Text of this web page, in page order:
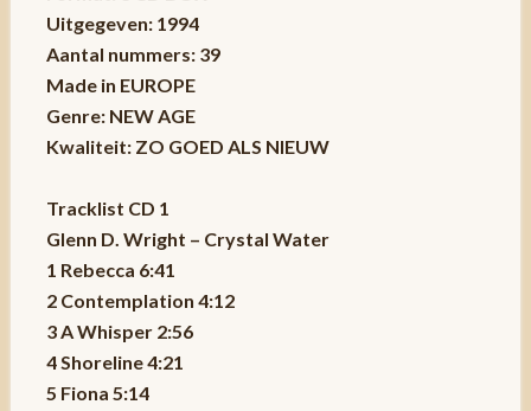
Uitgegeven: 1994
Aantal nummers: 39
Made in EUROPE
Genre: NEW AGE
Kwaliteit: ZO GOED ALS NIEUW
Tracklist CD 1
Glenn D. Wright – Crystal Water
1 Rebecca 6:41
2 Contemplation 4:12
3 A Whisper 2:56
4 Shoreline 4:21
5 Fiona 5:14